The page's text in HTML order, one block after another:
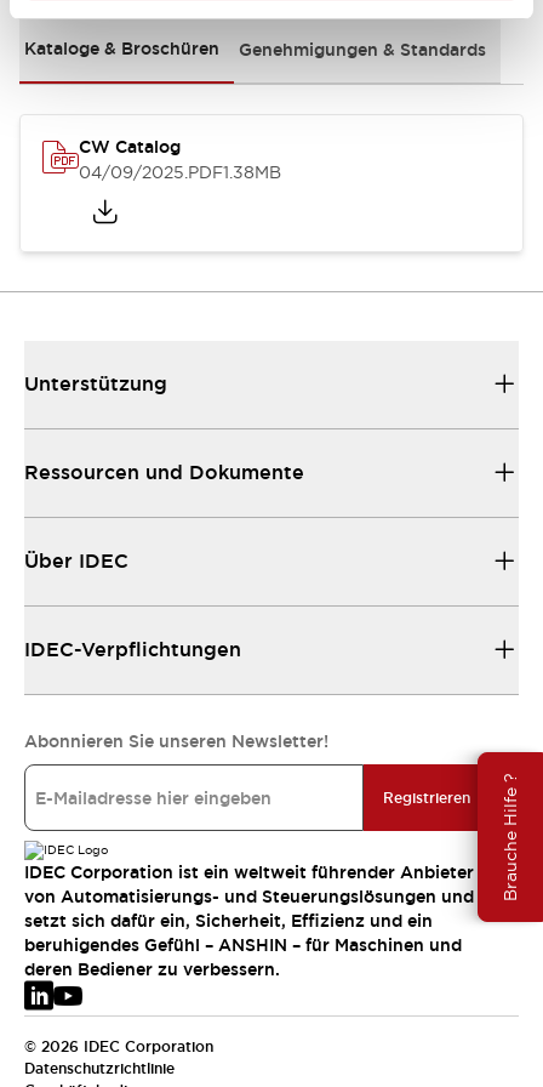
Brauche Hilfe ?
Kataloge & Broschüren Genehmigungen & Standards
CW Catalog
04/09/2025.PDF1.38MB
Unterstützung
Ressourcen und Dokumente
Über IDEC
IDEC-Verpflichtungen
Abonnieren Sie unseren Newsletter!
Registrieren
IDEC Corporation ist ein weltweit führender Anbieter
von Automatisierungs- und Steuerungslösungen und
setzt sich dafür ein, Sicherheit, Effizienz und ein
beruhigendes Gefühl – ANSHIN – für Maschinen und
deren Bediener zu verbessern.
© 2026 IDEC Corporation
Datenschutzrichtlinie